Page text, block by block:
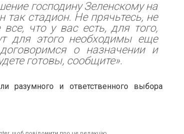
господину Зеленскому на
так стадион. Не прячьтесь, не
что у вас есть, для того,
для этого необходимы еще
о назначении и
готовы, сообщите».
и ответственного выбора